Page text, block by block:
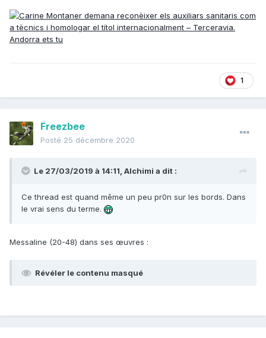
1
Freezbee
Posté 25 décembre 2020
Le 27/03/2019 à 14:11, Alchimi a dit :
Ce thread est quand même un peu pr0n sur les bords. Dans
le vrai sens du terme.
Messaline (20-48) dans ses œuvres :
Révéler le contenu masqué